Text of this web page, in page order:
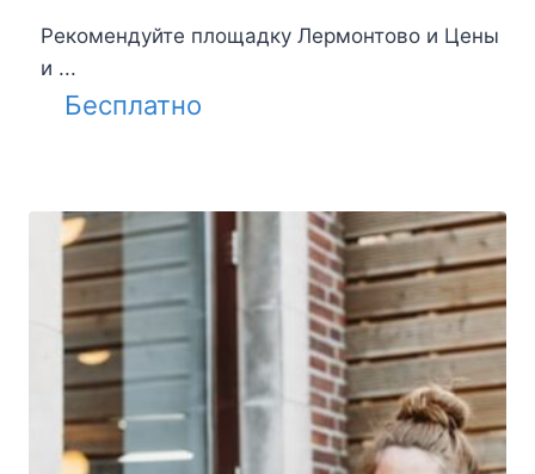
Рекомендуйте площадку Лермонтово и Цены
и ...
Бесплатно